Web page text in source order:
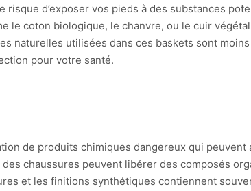
d’exposer vos pieds à des substances
le coton biologique, le chanvre, ou le cuir
naturelles utilisées dans ces baskets sont
pour votre santé.
de produits chimiques dangereux qui
chaussures peuvent libérer des composés
et les finitions synthétiques contiennent